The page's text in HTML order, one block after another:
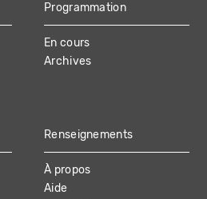
Programmation
En cours
Archives
Renseignements
À propos
Aide